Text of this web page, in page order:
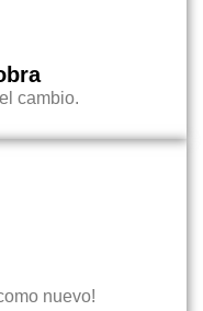
cambio.
nuevo!